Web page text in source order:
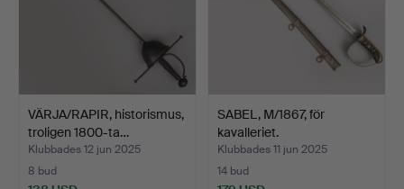
VÄRJA/RAPIR, historismus,
troligen 1800-ta…
Klubbades 12 jun 2025
8 bud
SABEL, M/1867, för
kavalleriet.
Klubbades 11 jun 2025
14 bud